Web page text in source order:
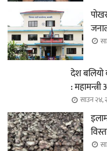
देश बलियो
:
साउन २४,